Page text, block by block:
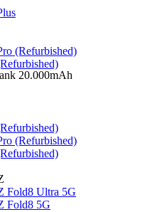
(Refurbished)
(Refurbished)
Fold8 Ultra 5G
Fold8 5G
20.000mAh